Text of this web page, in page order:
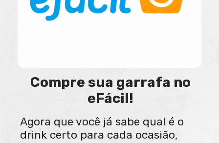
Compre sua garrafa no
eFácil!
Agora que você já sabe qual é o
drink certo para cada ocasião,